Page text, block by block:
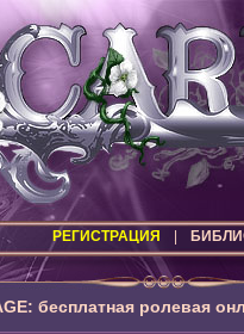
РЕГИСТРАЦИЯ
бесплатная ролевая